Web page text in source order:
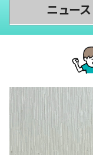
ニュース